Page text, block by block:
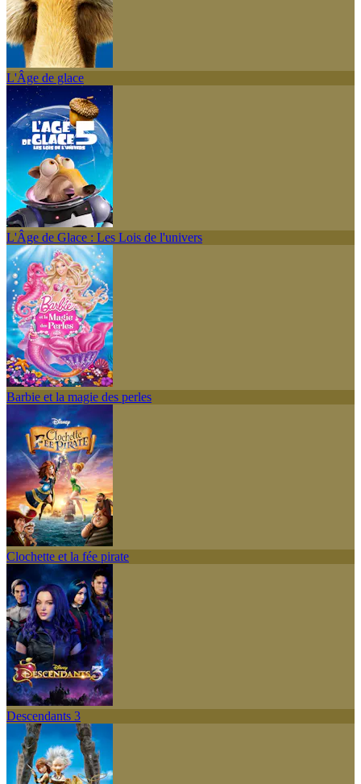
L'Âge de glace
L'Âge de Glace : Les Lois de l'univers
Barbie et la magie des perles
Clochette et la fée pirate
Descendants 3